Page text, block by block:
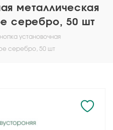
металлическая
серебро, 50 шт
установочная
серебро, 50 шт